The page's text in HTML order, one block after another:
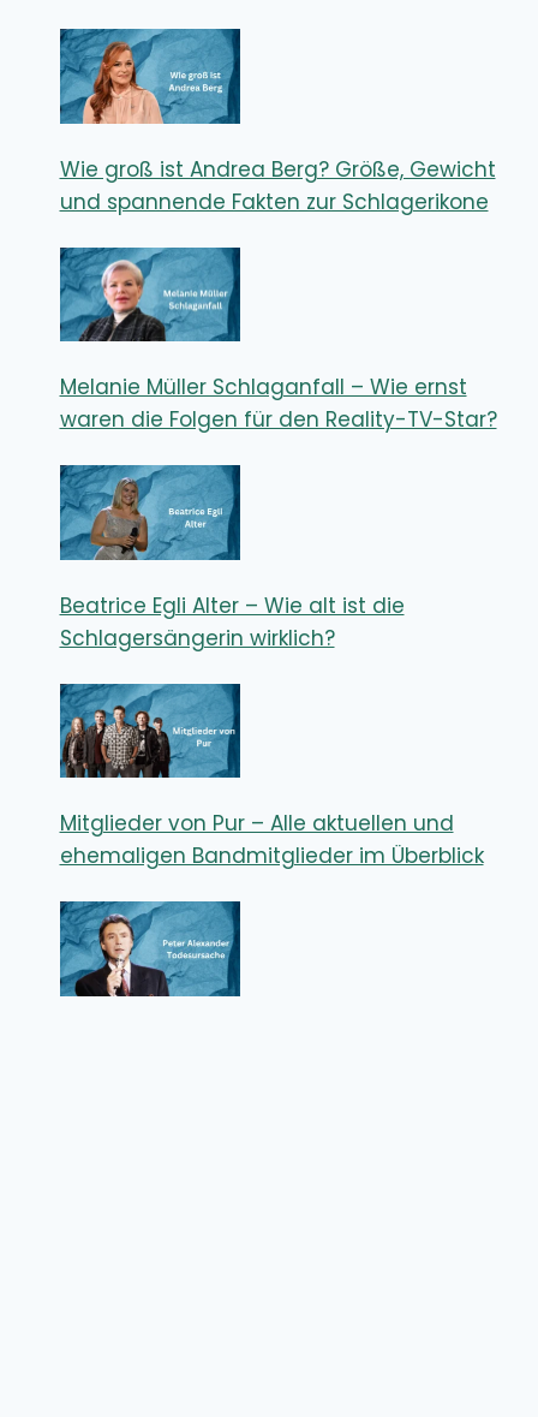
Wie groß ist Andrea Berg? Größe, Gewicht
und spannende Fakten zur Schlagerikone
Melanie Müller Schlaganfall – Wie ernst
waren die Folgen für den Reality-TV-Star?
Beatrice Egli Alter – Wie alt ist die
Schlagersängerin wirklich?
Mitglieder von Pur – Alle aktuellen und
ehemaligen Bandmitglieder im Überblick